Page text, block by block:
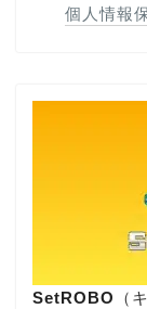
個人情報
SetROBO （